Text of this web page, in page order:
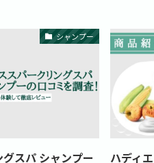
シャンプー
スパ シャンプー
ハディ